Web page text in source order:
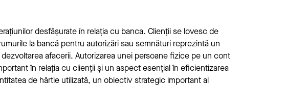
desfășurate în relația cu banca. Clienții se lovesc de
la bancă pentru autorizări sau semnături reprezintă un
afacerii. Autorizarea unei persoane fizice pe un cont
în relația cu clienții și un aspect esențial în eficientizarea
de hârtie utilizată, un obiectiv strategic important al